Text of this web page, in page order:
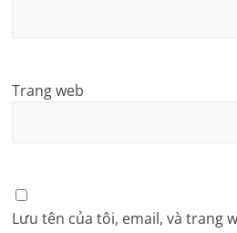
Trang web
Lưu tên của tôi, email, và trang